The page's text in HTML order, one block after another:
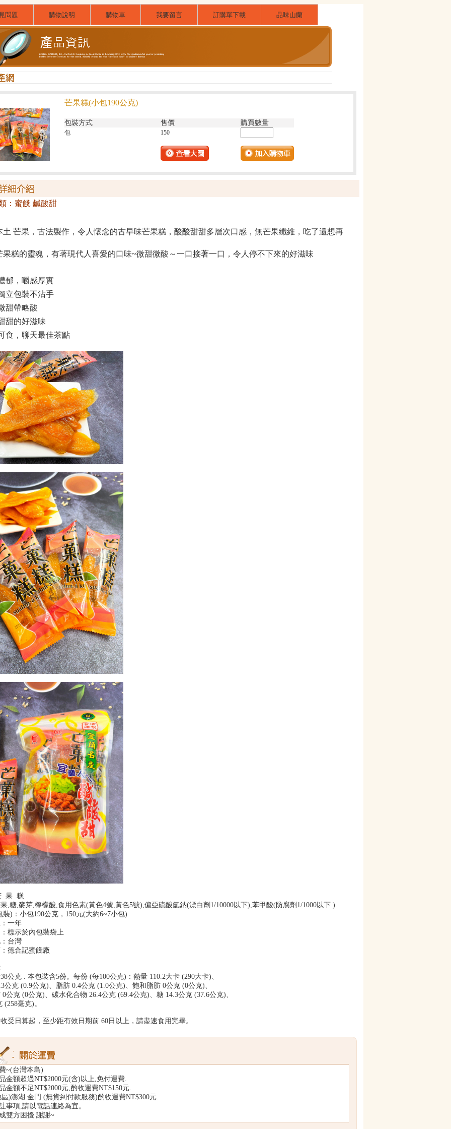
問題 購物說明 購物車 我要留言 訂購單下載 品味山蘭
芒果糕(小包190公克)
包裝方式 售價 購買數量
包 150
：蜜餞 鹹酸甜
土 芒果，古法製作，令人懷念的古早味芒果糕，酸酸甜甜多層次口感，無芒果纖維，吃了還想再
果糕的靈魂，有著現代人喜愛的口味~微甜微酸～一口接著一口，令人停不下來的好滋味
郁，嚼感厚實
立包裝不沾手
甜帶略酸
甜的好滋味
食，聊天最佳茶點
果 糕
,糖,麥芽,檸檬酸,食用色素(黃色4號,黃色5號),偏亞硫酸氫鈉(漂白劑1/10000以下),苯甲酸(防腐劑1/1000以下 ).
裝)：小包190公克，150元(大約6~7小包)
一年
標示於內包裝袋上
台灣
德合記蜜餞廠
公克 . 本包裝含5份。每份 (每100公克)：熱量 110.2大卡 (290大卡)、
公克 (0.9公克)、脂肪 0.4公克 (1.0公克)、飽和脂肪 0公克 (0公克)、
公克 (0公克)、碳水化合物 26.4公克 (69.4公克)、糖 14.3公克 (37.6公克)、
(258毫克)。
受日算起，至少距有效日期前 60日以上，請盡速食用完畢。
~(台灣本島)
金額超過NT$2000元(含)以上,免付運費.
金額不足NT$2000元,酌收運費NT$150元.
)澎湖.金門 (無貨到付款服務)酌收運費NT$300元.
事項,請以電話連絡為宜。
雙方困擾 謝謝~